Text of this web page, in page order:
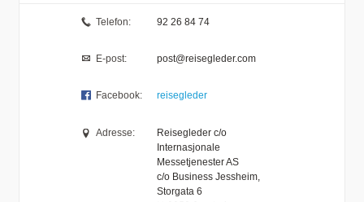
Telefon: 92 26 84 74
E-post: post@reisegleder.com
Facebook: reisegleder
Adresse:
Reisegleder c/o
Internasjonale
Messetjenester AS
c/o Business Jessheim,
Storgata 6